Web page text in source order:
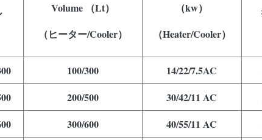
Volume （Lt）
（ヒーター/Cooler）
（kw）
（Heater/Cooler）
100/300 14/22/7.5AC
200/500 30/42/11 AC
300/600 40/55/11 AC